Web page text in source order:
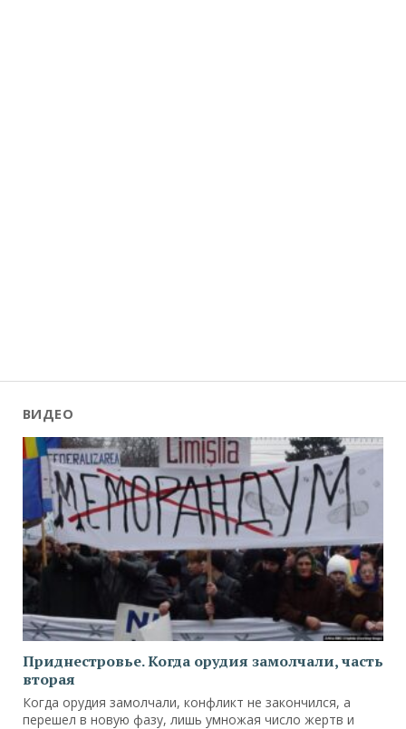
ВИДЕО
Приднестровье. Когда орудия замолчали, часть
вторая
Когда орудия замолчали, конфликт не закончился, а
перешел в новую фазу, лишь умножая число жертв и